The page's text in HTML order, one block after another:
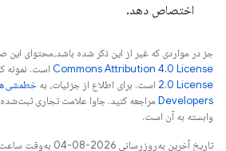
اختصاص دهد.
جز در مواردی که غیر از این ذکر شده باشد،‌محتوای
Commons Attribution 4.0 License است. نمونه
2.0 License است. برای اطلاع از جزئیات، به
Developers‏
وابسته به آن است.
تاریخ آخرین به‌روزرسانی 2026-08-04 به‌وقت ساعت هماهنگ جهانی.